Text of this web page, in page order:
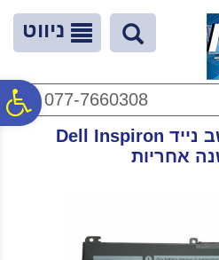
נגישות
המרכזי
ניווט
077-7660308
סוללה מקורית למחשב נייד Dell Inspiron